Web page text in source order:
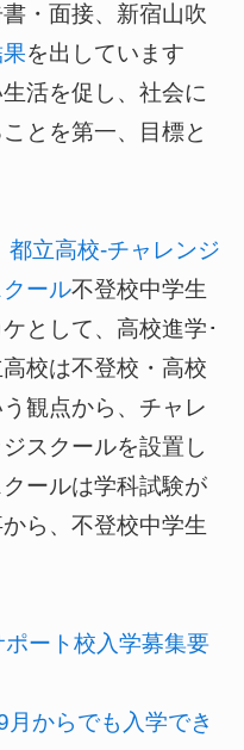
・面接、新宿山吹
を出しています
活を促し、社会に
とを第一、目標と
都立高校-チャレンジ
ール不登校中学生
として、高校進学･
校は不登校・高校
観点から、チャレ
スクールを設置し
ールは学科試験が
ら、不登校中学生
ート校入学募集要
からでも入学でき